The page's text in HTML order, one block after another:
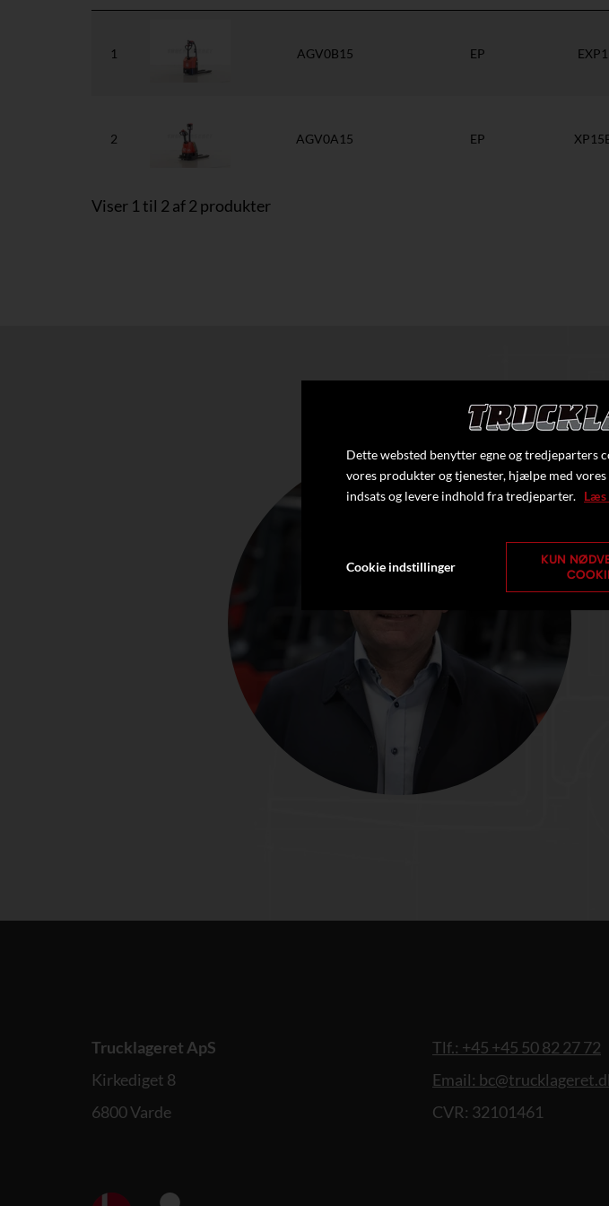
1 AGV0B15 EP
2 AGV0A15 EP
Viser 1 til 2 af 2 produkter
Trucklageret ApS
Kirkediget 8
6800 Varde
Tlf.: +45 +45 50 82 27 72
Email:
CVR: 32101461
Dette websted benytter egne og tredjeparters
vores produkter og tjenester, hjælpe med
indsats og levere indhold fra tredjeparter. Læs
Cookie indstillinger
KUN